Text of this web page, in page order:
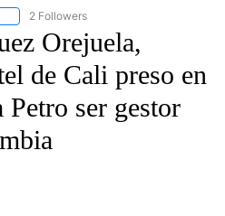
FOLLOW "NOTICIAS - CNN" TO RECEIVE
2 Followers
Orejuela,
de Cali preso en
ser gestor